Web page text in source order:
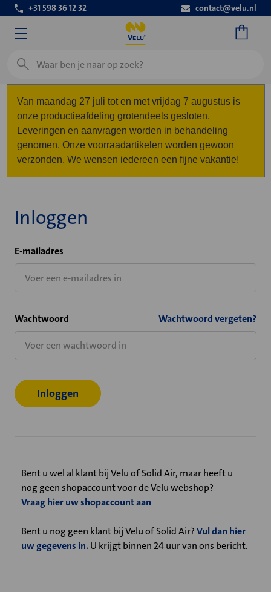
+31 598 36 12 32 contact@velu.nl
Zoeken
Van maandag 27 juli tot en met vrijdag 7 augustus is
onze productieafdeling grotendeels gesloten.
Leveringen en aanvragen worden in behandeling
genomen. Onze voorraadartikelen worden gewoon
verzonden. We wensen iedereen een fijne vakantie!
Inloggen
E-mailadres
Wachtwoord Wachtwoord vergeten?
Bent u wel al klant bij Velu of Solid Air, maar heeft u
nog geen shopaccount voor de Velu webshop?
Vraag hier uw shopaccount aan
Bent u nog geen klant bij Velu of Solid Air?Vul dan hier
uw gegevens in.U krijgt binnen 24 uur van ons bericht.